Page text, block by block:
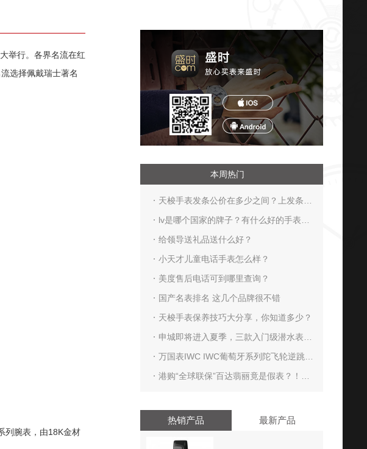
举行。各界名流在红
选择佩戴瑞士著名
列腕表，由18K金材
本周热门
天梭手表发条公价在多少之间？上发条需
要注意什么
lv是哪个国家的牌子？有什么好的手表
呢？
给领导送礼品送什么好？
小天才儿童电话手表怎么样？
美度售后电话可到哪里查询？
国产名表排名 这几个品牌很不错
天梭手表保养技巧大分享，你知道多少？
申城即将进入夏季，三款入门级潜水表推
荐
万国表IWC IWC葡萄牙系列陀飞轮逆跳腕
表 跳跃回旋新演绎
港购“全球联保”百达翡丽竟是假表？！
热销产品 最新产品